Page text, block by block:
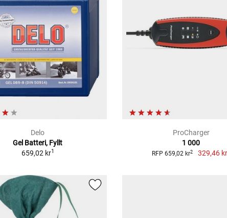
Delo
Gel Batteri, Fyllt
659,02 kr1
ProCharger
1 000
RFP 659,02 kr2 329,46 kr